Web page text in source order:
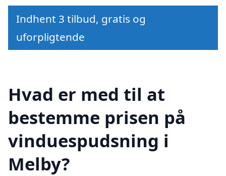
Indhent 3 tilbud, gratis og
uforpligtende
Hvad er med til at
bestemme prisen på
vinduespudsning i
Melby?